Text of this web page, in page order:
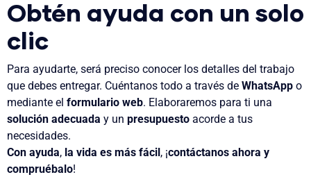
Obtén ayuda con un solo
clic
Para ayudarte, será preciso conocer los detalles del trabajo
que debes entregar. Cuéntanos todo a través de WhatsApp o
mediante el formulario web. Elaboraremos para ti una
solución adecuada y un presupuesto acorde a tus
necesidades.
Con ayuda, la vida es más fácil, ¡contáctanos ahora y
compruébalo!